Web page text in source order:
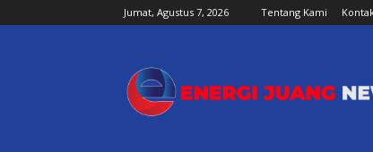
Jumat, Agustus 7, 2026 Tentang Kami